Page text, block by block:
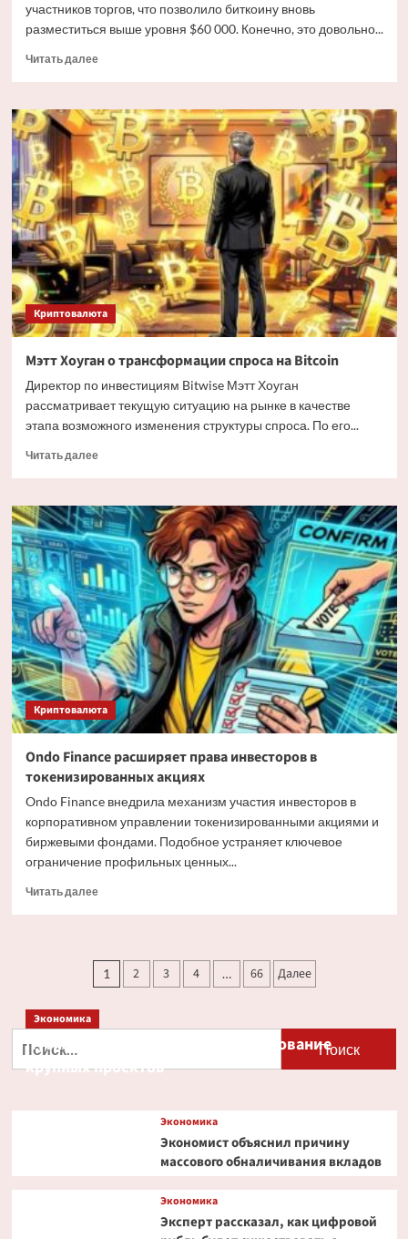
участников торгов, что позволило биткоину вновь
разместиться выше уровня $60 000. Конечно, это довольно...
Читать далееПрочитать
Дайджест
криптовалютных
новостей
за
ночь
3
июля
2026
года
Криптовалюта
Мэтт Хоуган о трансформации спроса на Bitcoin
Директор по инвестициям Bitwise Мэтт Хоуган
рассматривает текущую ситуацию на рынке в качестве
этапа возможного изменения структуры спроса. По его...
Читать далееПрочитать
Мэтт
Хоуган
о
трансформации
спроса
на
Bitcoin
Криптовалюта
Ondo Finance расширяет права инвесторов в
токенизированных акциях
Ondo Finance внедрила механизм участия инвесторов в
корпоративном управлении токенизированными акциями и
биржевыми фондами. Подобное устраняет ключевое
ограничение профильных ценных...
Читать далееПрочитать
Finance
расширяет
инвесторов
в
Пагинация
записей
1 2 3 4 … 66 Далее
Экономика
Путин и Костин обсудили кредитование
крупных проектов
Экономика
Экономист объяснил причину
массового обналичивания вкладов
Экономика
Эксперт рассказал, как цифровой